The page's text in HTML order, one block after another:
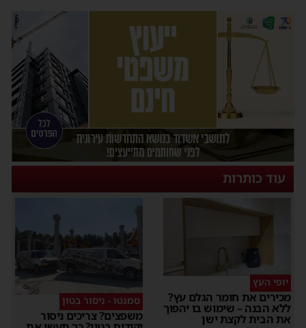
עוד כותרות
יופי העץ
מכירים את חומר הגלם עץ?
ללא הבנה – שימוש בו יהפוך
את הבית לקצת ישן
סמנטו - ניסור בטון
משפצים? צריכים ניסור